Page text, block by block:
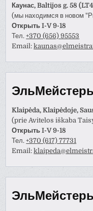
Каунас, Baltijos g. 58
(мы находимся в новом
Открыть I-V 9-18
Тел.+370 (656) 95553
Email:
Klaipėda, Klaipėdoje,
(prie Avitelos iškaba
Открыть I-V 9-18
Тел.+370 (617) 77731
Email: